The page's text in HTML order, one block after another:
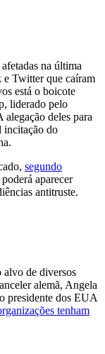
na última
e Twitter que caíram
está o boicote
liderado pelo
deles para
incitação do
segundo
aparecer
antitruste.
alvo de diversos
alemã, Angela
presidente dos EUA
tenham